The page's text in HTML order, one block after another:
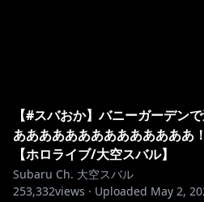
【#スバおか】バニーガーデン
ああああああああああああああ
【ホロライブ/大空スバル】
Subaru Ch. 大空スバル
253,332views · Uploaded May 2,